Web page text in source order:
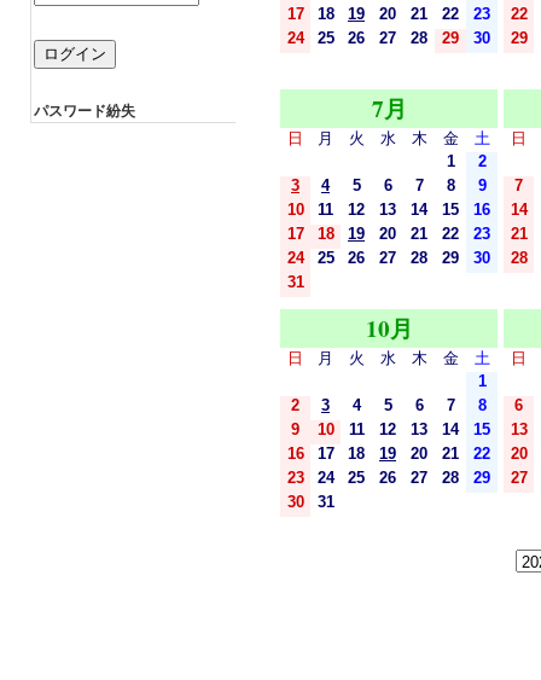
パスワード紛失
17
18 19 20 21 22
23
24
25 26 27 28 29 30
22
29
7月
日 月 火 水 木 金
土
1
2
3
4 5 6 7 8
9
10
11 12 13 14 15
16
17
18 19 20 21 22
23
24
25 26 27 28 29
30
31
日
7
14
21
28
10月
日 月 火 水 木 金
土
1
2
3 4 5 6 7
8
9
10 11 12 13 14
15
16
17 18 19 20 21
22
23
24 25 26 27 28
29
30
31
日
6
13
20
27